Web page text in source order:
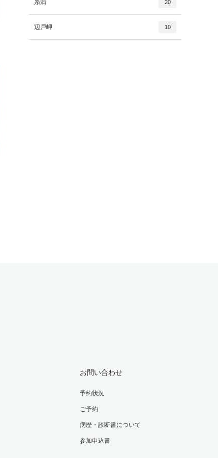
糸満 20
辺戸岬 10
お問い合わせ
予約状況
ご予約
病歴・診断書について
参加申込書